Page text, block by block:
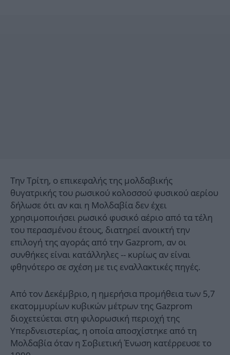
Την Τρίτη, ο επικεφαλής της μολδαβικής
θυγατρικής του ρωσικού κολοσσού φυσικού αερίου
δήλωσε ότι αν και η Μολδαβία δεν έχει
χρησιμοποιήσει ρωσικό φυσικό αέριο από τα τέλη
του περασμένου έτους, διατηρεί ανοικτή την
επιλογή της αγοράς από την Gazprom, αν οι
συνθήκες είναι κατάλληλες -- κυρίως αν είναι
φθηνότερο σε σχέση με τις εναλλακτικές πηγές.
Από τον Δεκέμβριο, η ημερήσια προμήθεια των 5,7
εκατομμυρίων κυβικών μέτρων της Gazprom
διοχετεύεται στη φιλορωσική περιοχή της
Υπερδνειστερίας, η οποία αποσχίστηκε από τη
Μολδαβία όταν η Σοβιετική Ένωση κατέρρευσε το